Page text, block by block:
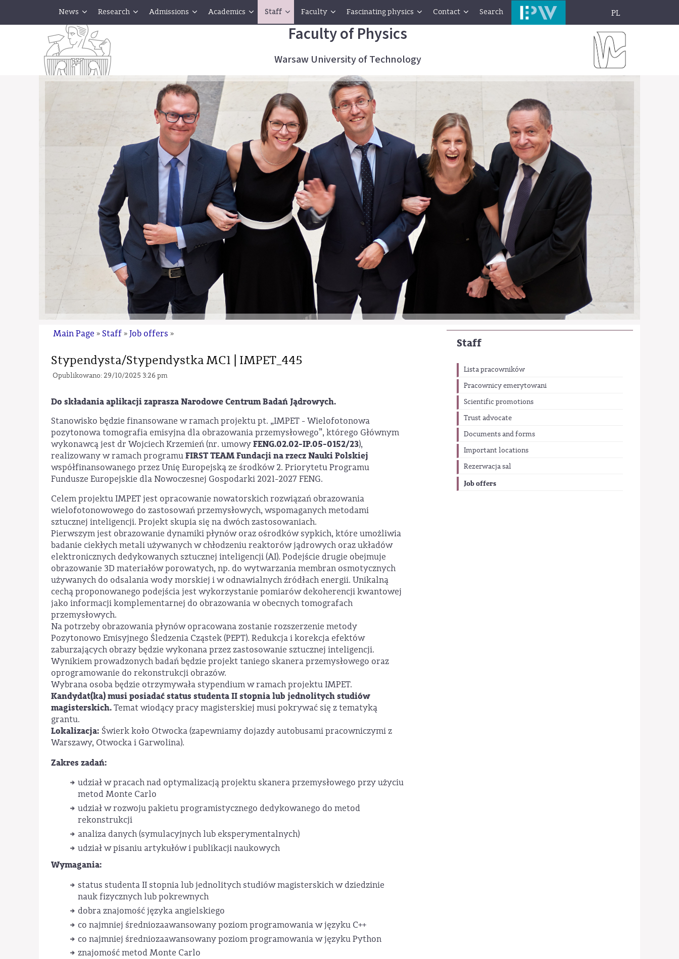
News Research Admissions Academics Staff Faculty Fascinating physics Contact Search PL
Faculty of Physics
Warsaw University of Technology
Staff
Lista pracowników
Pracownicy emerytowani
Scientific promotions
Trust advocate
Documents and forms
Important locations
Rezerwacja sal
Job offers
Main Page » Staff » Job offers »
Stypendysta/Stypendystka MC1 | IMPET_445
Opublikowano: 29/10/2025 3:26 pm
Do składania aplikacji zaprasza Narodowe Centrum Badań Jądrowych.
Stanowisko będzie finansowane w ramach projektu pt. „IMPET - Wielofotonowa
pozytonowa tomografia emisyjna dla obrazowania przemysłowego”, którego Głównym
wykonawcą jest dr Wojciech Krzemień (nr. umowyFENG.02.02-IP.05-0152/23),
realizowany w ramach programuFIRST TEAM Fundacji na rzecz Nauki Polskiej
współfinansowanego przez Unię Europejską ze środków 2. Priorytetu Programu
Fundusze Europejskie dla Nowoczesnej Gospodarki 2021-2027 FENG.
Celem projektu IMPET jest opracowanie nowatorskich rozwiązań obrazowania
wielofotonowowego do zastosowań przemysłowych, wspomaganych metodami
sztucznej inteligencji. Projekt skupia się na dwóch zastosowaniach.
Pierwszym jest obrazowanie dynamiki płynów oraz ośrodków sypkich, które umożliwia
badanie ciekłych metali używanych w chłodzeniu reaktorów jądrowych oraz układów
elektronicznych dedykowanych sztucznej inteligencji (AI). Podejście drugie obejmuje
obrazowanie 3D materiałów porowatych, np. do wytwarzania membran osmotycznych
używanych do odsalania wody morskiej i w odnawialnych źródłach energii. Unikalną
cechą proponowanego podejścia jest wykorzystanie pomiarów dekoherencji kwantowej
jako informacji komplementarnej do obrazowania w obecnych tomografach
przemysłowych.
Na potrzeby obrazowania płynów opracowana zostanie rozszerzenie metody
Pozytonowo Emisyjnego Śledzenia Cząstek (PEPT). Redukcja i korekcja efektów
zaburzających obrazy będzie wykonana przez zastosowanie sztucznej inteligencji.
Wynikiem prowadzonych badań będzie projekt taniego skanera przemysłowego oraz
oprogramowanie do rekonstrukcji obrazów.
Wybrana osoba będzie otrzymywała stypendium w ramach projektu IMPET.
Kandydat(ka) musi posiadać status studenta II stopnia lub jednolitych studiów
magisterskich.Temat wiodący pracy magisterskiej musi pokrywać się z tematyką
grantu.
Lokalizacja: Świerk koło Otwocka (zapewniamy dojazdy autobusami pracowniczymi z
Warszawy, Otwocka i Garwolina).
Zakres zadań:
udział w pracach nad optymalizacją projektu skanera przemysłowego przy użyciu
metod Monte Carlo
udział w rozwoju pakietu programistycznego dedykowanego do metod
rekonstrukcji
analiza danych (symulacyjnych lub eksperymentalnych)
udział w pisaniu artykułów i publikacji naukowych
Wymagania:
status studenta II stopnia lub jednolitych studiów magisterskich w dziedzinie
nauk fizycznych lub pokrewnych
dobra znajomość języka angielskiego
co najmniej średniozaawansowany poziom programowania w języku C++
co najmniej średniozaawansowany poziom programowania w języku Python
znajomość metod Monte Carlo